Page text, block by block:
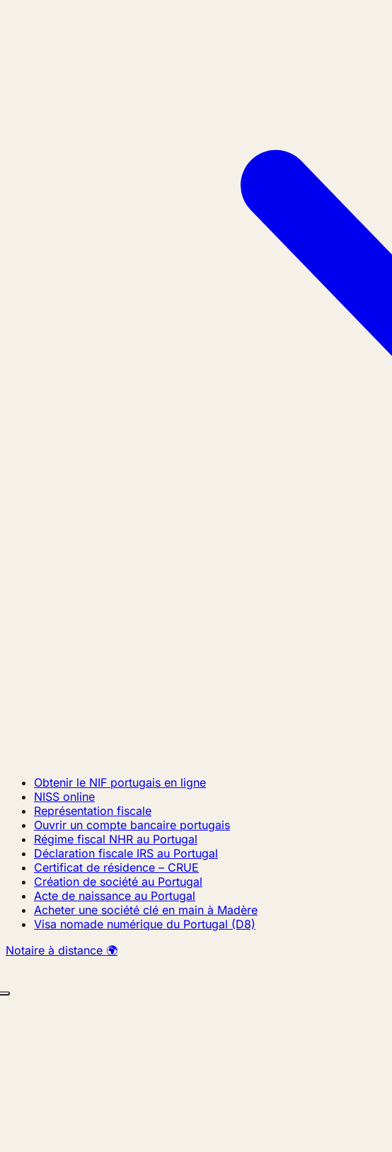
Obtenir le NIF portugais en ligne
NISS online
Représentation fiscale
Ouvrir un compte bancaire portugais
Régime fiscal NHR au Portugal
Déclaration fiscale IRS au Portugal
Certificat de résidence – CRUE
Création de société au Portugal
Acte de naissance au Portugal
Acheter une société clé en main à Madère
Visa nomade numérique du Portugal (D8)
Notaire à distance 🌍